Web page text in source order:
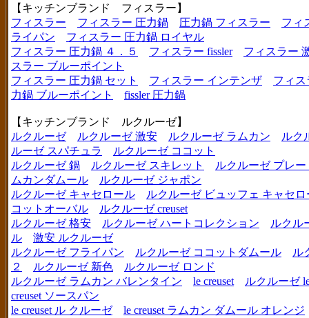
【キッチンブランド フィスラー】
フィスラー
フィスラー 圧力鍋 圧力鍋 フィスラー
フィ
ライパン
フィスラー 圧力鍋 ロイヤル
フィスラー 圧力鍋 ４．５
フィスラー fissler
フィスラー
スラー ブルーポイント
フィスラー 圧力鍋 セット
フィスラー インテンザ
フィ
力鍋 ブルーポイント
fissler 圧力鍋
【キッチンブランド ルクルーゼ】
ルクルーゼ
ルクルーゼ 激安 ルクルーゼ ラムカン
ルク
ルーゼ スパチュラ
ルクルーゼ ココット
ルクルーゼ 鍋
ルクルーゼ スキレット
ルクルーゼ プレ
ムカンダムール
ルクルーゼ ジャポン
ルクルーゼ キャセロール
ルクルーゼ ビュッフェ キャセロ
コットオーバル
ルクルーゼ creuset
ルクルーゼ 格安
ルクルーゼ ハートコレクション
ルクル
ル
激安 ルクルーゼ
ルクルーゼ フライパン
ルクルーゼ ココットダムール
ル
２
ルクルーゼ 新色
ルクルーゼ ロンド
ルクルーゼ ラムカン バレンタイン
le creuset
ルクルーゼ
creuset ソースパン
le creuset ル クルーゼ
le creuset ラムカン ダムール オレンジ